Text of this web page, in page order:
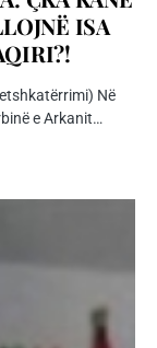
ISA
Në
e Arkanit…